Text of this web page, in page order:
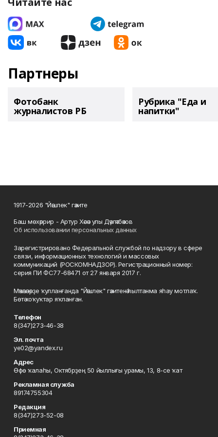
Партнеры
Фотобанк
журналистов РБ
Рубрика "Еда и
напитки"
1917-2026 "Йәшлек" гәзите
Баш мөхәррир - Артур Хәсән улы Дәүләтбәков
Об использовании персональных данных
Зарегистрировано Федеральной службой по надзору в сфере
связи, информационных технологий и массовых
коммуникаций (РОСКОМНАДЗОР). Регистрационный номер:
серия ПИ ФС77-68471 от 27 января 2017 г.
Мәҡәләләрҙе ҡулланғанда "Йәшлек" гәзитенә һылтанма яһау мотлаҡ.
Бөтә хоҡуҡтар яҡланған.
Телефон
8(347)273-46-38
Эл. почта
ye02@yandex.ru
Адрес
Өфө ҡалаһы, Октябрҙең 50 йыллығы урамы, 13, 8-се ҡат
Рекламная служба
89174755304
Редакция
8(347)273-52-08
Приемная